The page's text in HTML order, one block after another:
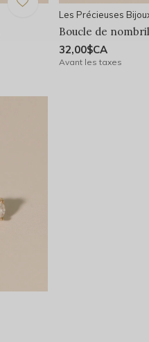
Les Précieuses
Boucle de
32,00$CA
Avant les taxes